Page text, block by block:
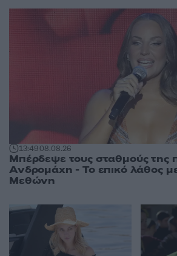
13:4908.08.26
Μπέρδεψε τους σταθμούς της
Ανδρομάχη - Το επικό λάθος
Μεθώνη